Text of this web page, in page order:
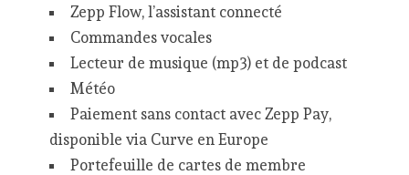
Zepp Flow, l’assistant connecté
Commandes vocales
Lecteur de musique (mp3) et de podcast
Météo
Paiement sans contact avec Zepp Pay,
disponible via Curve en Europe
Portefeuille de cartes de membre